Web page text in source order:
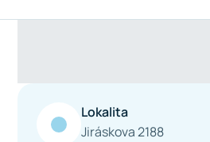
Lokalita
Jiráskova 2188